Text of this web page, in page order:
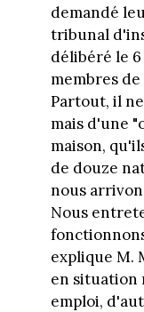
demandé
tribunal
délibéré le
membres
Partout, il
mais d'une
maison,
de douze
nous
Nous
explique M.
en situation
emploi,